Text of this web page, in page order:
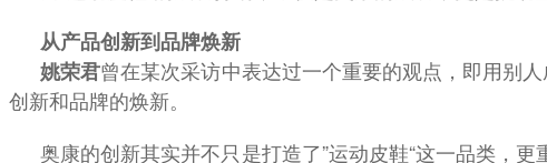
从产品创新到品牌焕新
姚荣君曾在某次采访中表达过一个重要的观点，即用别
创新和品牌的焕新。
奥康的创新其实并不只是打造了”运动皮鞋“这一品类，